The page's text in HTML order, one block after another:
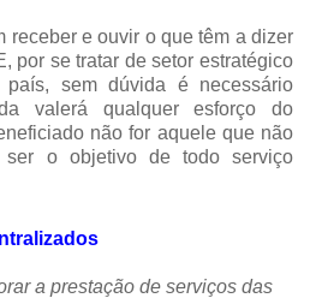
receber e ouvir o que têm a dizer
por se tratar de setor estratégico
sem dúvida é necessário
valerá qualquer esforço do
não for aquele que não
o objetivo de todo serviço
a prestação de serviços das